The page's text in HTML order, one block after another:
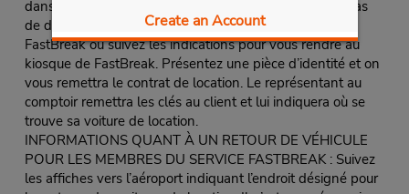
Create an Account
dans la file d’attente pour tous les clients s’il n’existe pas
de désignation spéciale pour les membres du service
FastBreak ou suivez les indications pour vous rendre au
kiosque de FastBreak. Présentez une pièce d’identité et on
vous remettra le contrat de location. Le représentant au
comptoir remettra les clés au client et lui indiquera où se
trouve sa voiture de location.
INFORMATIONS QUANT À UN RETOUR DE VÉHICULE
POUR LES MEMBRES DU SERVICE FASTBREAK : Suivez
les affiches vers l’aéroport indiquant l’endroit désigné pour